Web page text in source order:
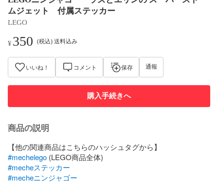
ムジェット 付属ステッカー
LEGO
¥350 (税込) 送料込み
いいね！ コメント 保存 通報
購入手続きへ
商品の説明
#mechelego
#mecheステッカー
#mecheニンジャゴー